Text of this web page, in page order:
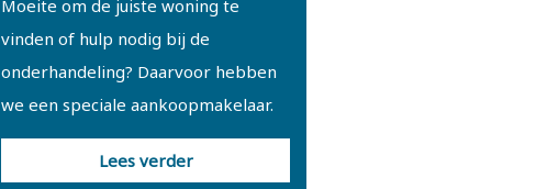
Moeite om de juiste woning te
vinden of hulp nodig bij de
onderhandeling? Daarvoor hebben
we een speciale aankoopmakelaar.
Lees verder